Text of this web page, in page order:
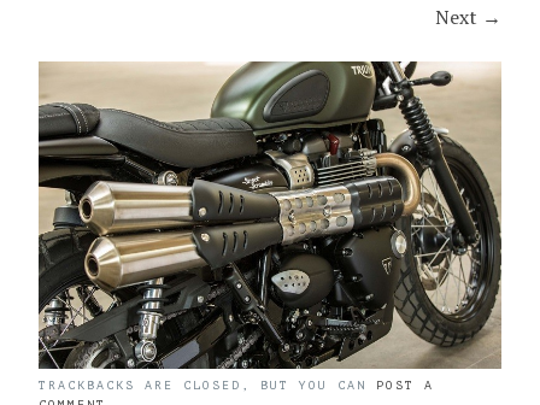
Next →
TRACKBACKS ARE CLOSED, BUT YOU CAN
POST A